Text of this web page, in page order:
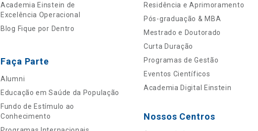
Academia Einstein de
Excelência Operacional
Blog Fique por Dentro
Faça Parte
Alumni
Educação em Saúde da População
Fundo de Estímulo ao
Conhecimento
Residência e Aprimoramento
Pós-graduação & MBA
Mestrado e Doutorado
Curta Duração
Programas de Gestão
Eventos Científicos
Academia Digital Einstein
Nossos Centros